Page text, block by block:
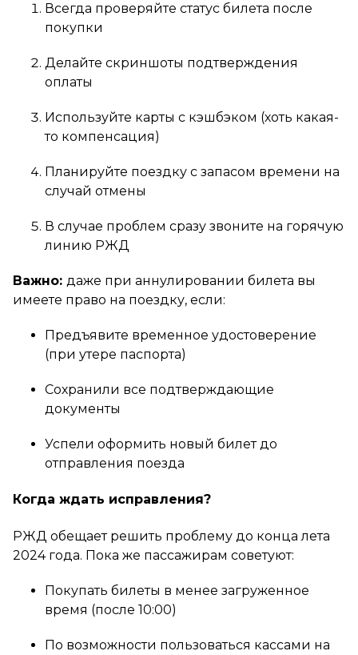
Всегда проверяйте статус билета после
покупки
Делайте скриншоты подтверждения
оплаты
Используйте карты с кэшбэком (хоть какая-
то компенсация)
Планируйте поездку с запасом времени на
случай отмены
В случае проблем сразу звоните на горячую
линию РЖД
Важно: даже при аннулировании билета вы
имеете право на поездку, если:
Предъявите временное удостоверение
(при утере паспорта)
Сохранили все подтверждающие
документы
Успели оформить новый билет до
отправления поезда
Когда ждать исправления?
РЖД обещает решить проблему до конца лета
2024 года. Пока же пассажирам советуют:
Покупать билеты в менее загруженное
время (после 10:00)
По возможности пользоваться кассами на